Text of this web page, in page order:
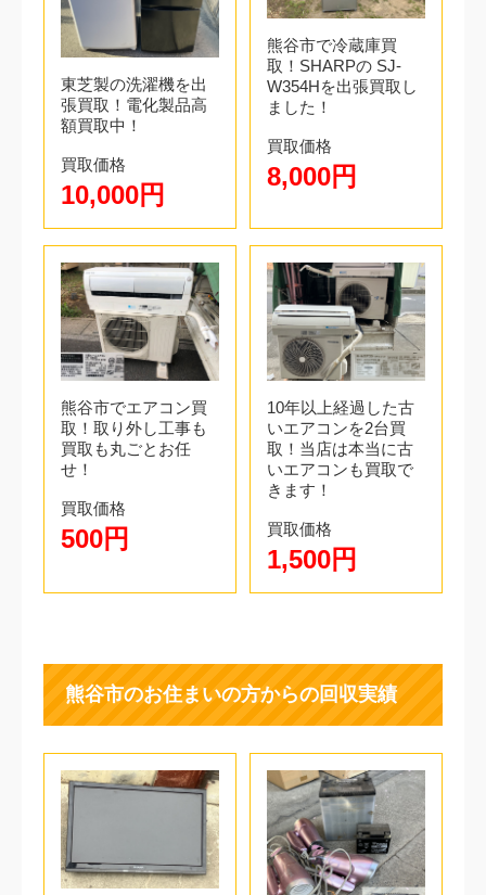
東芝製の洗濯機を出
張買取！電化製品高
額買取中！
買取価格
10,000円
熊谷市で冷蔵庫買
取！SHARPの SJ-
W354Hを出張買取し
ました！
買取価格
8,000円
熊谷市でエアコン買
取！取り外し工事も
買取も丸ごとお任
せ！
買取価格
500円
10年以上経過した古
いエアコンを2台買
取！当店は本当に古
いエアコンも買取で
きます！
買取価格
1,500円
熊谷市のお住まいの方からの回収実績